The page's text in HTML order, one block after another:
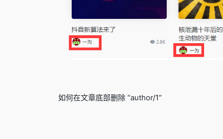
如何在文章底部删除 “author/1“